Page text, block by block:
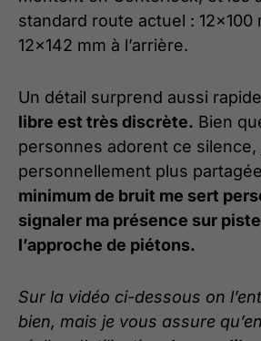
standard route actuel : 12×100
12×142 mm à l’arrière.
Un détail surprend aussi
libre est très discrète. Bien
personnes adorent ce silence,
personnellement plus
minimum de bruit me sert
signaler ma présence sur
l’approche de piétons.
Sur la vidéo ci-dessous on
bien, mais je vous assure